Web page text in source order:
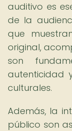
auditivo es
de la
que
original,
son
autenticidad
culturales.
Además, la
público son